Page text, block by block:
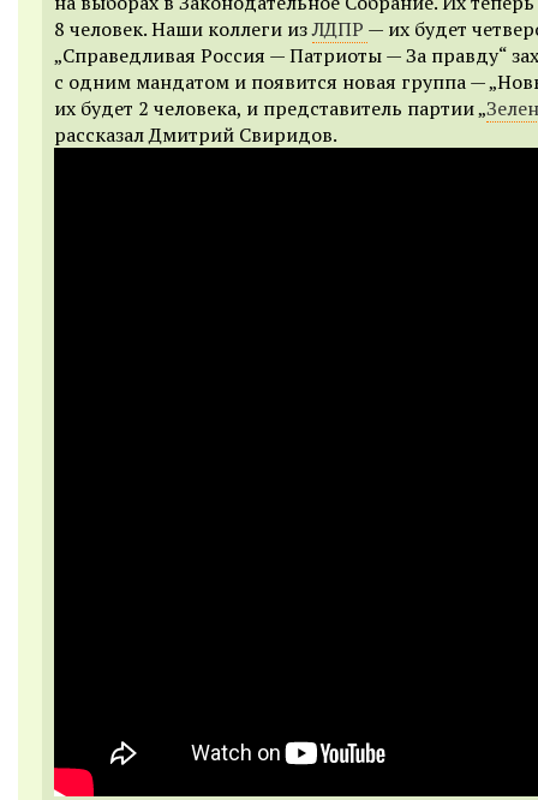
8 человек. Наши коллеги изЛДПР — их будет
„Справедливая Россия — Патриоты — За правду“
с одним мандатом и появится новая группа —
их будет 2 человека, и представитель партии „
рассказал Дмитрий Свиридов.